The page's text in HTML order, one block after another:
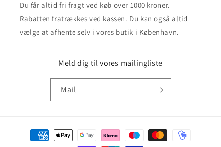
Du får altid fri fragt ved køb over 1000 kroner.
Rabatten fratrækkes ved kassen. Du kan også altid
vælge at afhente selv i vores butik i København.
Meld dig til vores mailingliste
Mail
Betalingsmetoder